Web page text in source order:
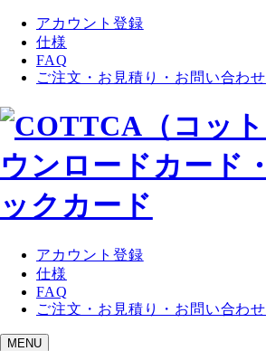
アカウント登録
仕様
FAQ
ご注文・お見積り・お問い合わせ
アカウント登録
仕様
FAQ
ご注文・お見積り・お問い合わせ
MENU